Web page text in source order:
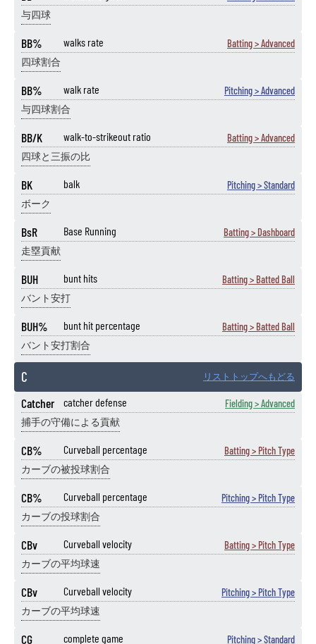
与四球
BB% walks rate Batting > Advanced
四球割合
BB% walk rate Pitching > Advanced
与四球割合
BB/K walk-to-strikeout ratio Batting > Advanced
四球と三振の比
BK balk Pitching > Standard
ボーク
BsR Base Running Batting > Dashboard
走塁貢献
BUH bunt hits Batting > Batted Ball
バント安打
BUH% bunt hit percentage Batting > Batted Ball
バント安打割合
C リストトップへもどる
Catcher catcher defense Fielding > Advanced
捕手の守備による貢献
CB% Curveball percentage Batting > Pitch Type
カーブの被投球割合
CB% Curveball percentage Pitching > Pitch Type
カーブの投球割合
CBv Curveball velocity Batting > Pitch Type
カーブの平均球速
CBv Curveball velocity Pitching > Pitch Type
カーブの平均球速
CG complete game Pitching > Standard